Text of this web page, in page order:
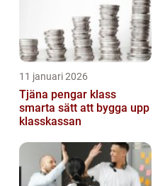
11 januari 2026
Tjäna pengar klass
smarta sätt att bygga upp
klasskassan